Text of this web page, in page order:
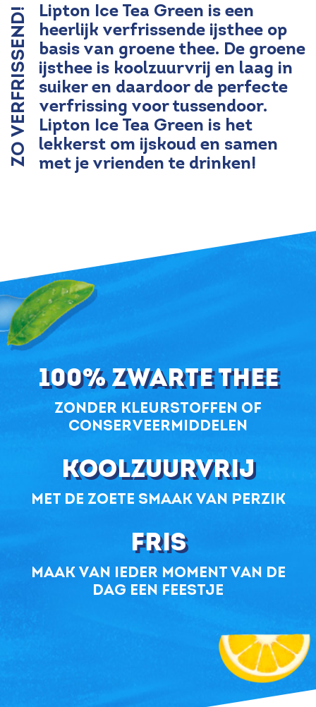
ZO VERFRISSEND!
Lipton Ice Tea Green is een
heerlijk verfrissende ijsthee op
basis van groene thee. De groene
ijsthee is koolzuurvrij en laag in
suiker en daardoor de perfecte
verfrissing voor tussendoor.
Lipton Ice Tea Green is het
lekkerst om ijskoud en samen
met je vrienden te drinken!
100% zwarte thee
zonder kleurstoffen of
conserveermiddelen
koolzuurvrij
met de zoete smaak van perzik
Fris
maak van ieder moment van de
dag een feestje